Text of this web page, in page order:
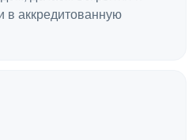
в аккредитованную